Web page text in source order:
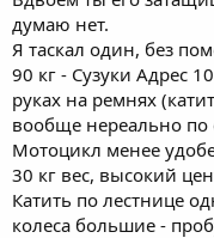
думаю нет.
Я таскал один, без
90 кг - Сузуки Адрес
руках на ремнях
вообще нереально по
Мотоцикл менее
30 кг вес, высокий
Катить по лестнице
колеса большие -